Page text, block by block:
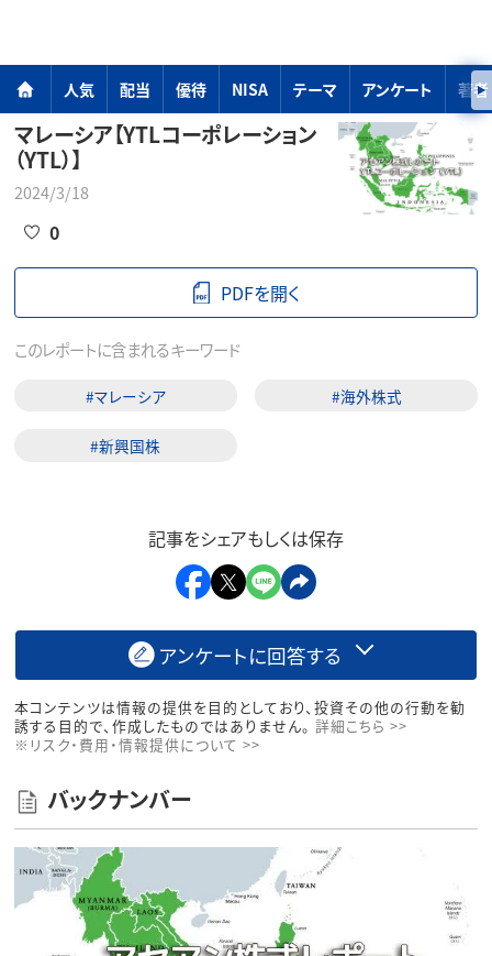
人気 配当 優待 NISA テーマ アンケート 著者
マレーシア【YTLコーポレーション
（YTL）】
2024/3/18
0
PDFを開く
このレポートに含まれるキーワード
#マレーシア #海外株式
#新興国株
記事をシェアもしくは保存
アンケートに回答する
本コンテンツは情報の提供を目的としており、投資その他の行動を勧
誘する目的で、作成したものではありません。 詳細こちら >>
※リスク・費用・情報提供について >>
バックナンバー